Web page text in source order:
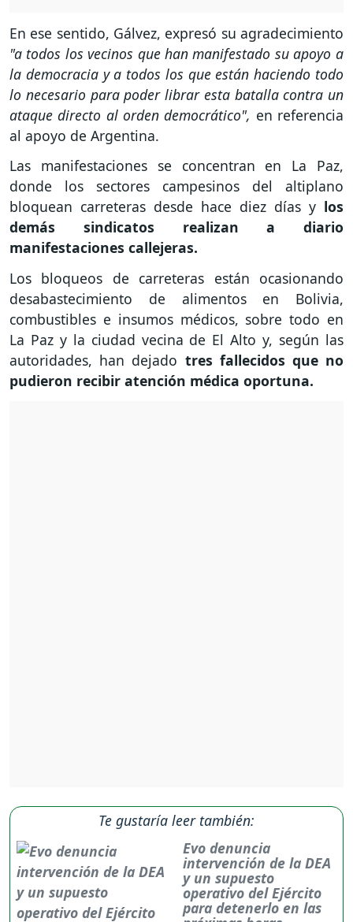
En ese sentido, Gálvez, expresó su agradecimiento
"a todos los vecinos que han manifestado su apoyo a
la democracia y a todos los que están haciendo todo
lo necesario para poder librar esta batalla contra un
ataque directo al orden democrático", en referencia
al apoyo de Argentina.
Las manifestaciones se concentran en La Paz,
donde los sectores campesinos del altiplano
bloquean carreteras desde hace diez días y los
demás sindicatos realizan a diario
manifestaciones callejeras.
Los bloqueos de carreteras están ocasionando
desabastecimiento de alimentos en Bolivia,
combustibles e insumos médicos, sobre todo en
La Paz y la ciudad vecina de El Alto y, según las
autoridades, han dejado tres fallecidos que no
pudieron recibir atención médica oportuna.
Te gustaría leer también:
Evo denuncia
intervención de la DEA
y un supuesto
operativo del Ejército
para detenerlo en las